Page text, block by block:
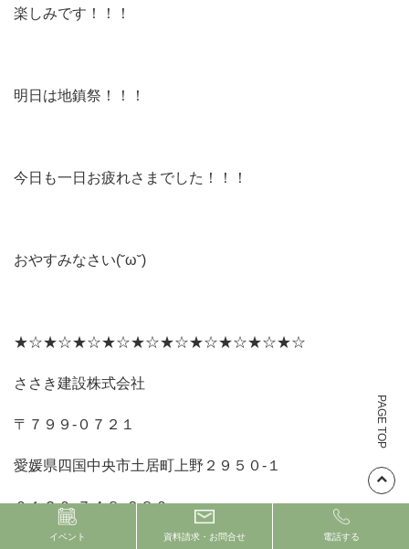
楽しみです！！！
明日は地鎮祭！！！
今日も一日お疲れさまでした！！！
おやすみなさい(˘ω˘)
★☆★☆★☆★☆★☆★☆★☆★☆★☆★☆
ささき建設株式会社
〒７９９‐０７２１
愛媛県四国中央市土居町上野２９５０‐１
０１２０‐７４８‐６８０
PAGE TOP
イベント 資料請求・お問合せ 電話する